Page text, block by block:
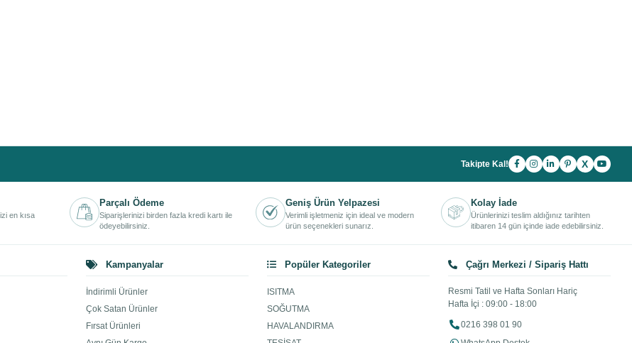
Takipte Kal! X
en kısa
Parçalı Ödeme
Siparişlerinizi birden fazla kredi kartı ile
ödeyebilirsiniz.
Geniş Ürün Yelpazesi
Verimli işletmeniz için ideal ve modern
ürün seçenekleri sunarız.
Kolay İade
Ürünlerinizi teslim aldığınız tarihten
itibaren 14 gün içinde iade edebilirsiniz.
Kampanyalar
İndirimli Ürünler
Çok Satan Ürünler
Fırsat Ürünleri
Popüler Kategoriler
ISITMA
SOĞUTMA
HAVALANDIRMA
Çağrı Merkezi / Sipariş Hattı
Resmi Tatil ve Hafta Sonları Hariç
Hafta İçi : 09:00 - 18:00
0216 398 01 90